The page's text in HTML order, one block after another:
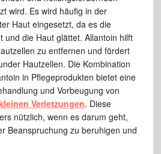
wird. Es wird häufig in der
Haut eingesetzt, da es die
und die Haut glättet. Allantoin hilft
zu entfernen und fördert
Hautzellen. Die Kombination
in Pflegeprodukten bietet eine
und Vorbeugung von
Verletzungen. Diese
nützlich, wenn es darum geht,
Beanspruchung zu beruhigen und